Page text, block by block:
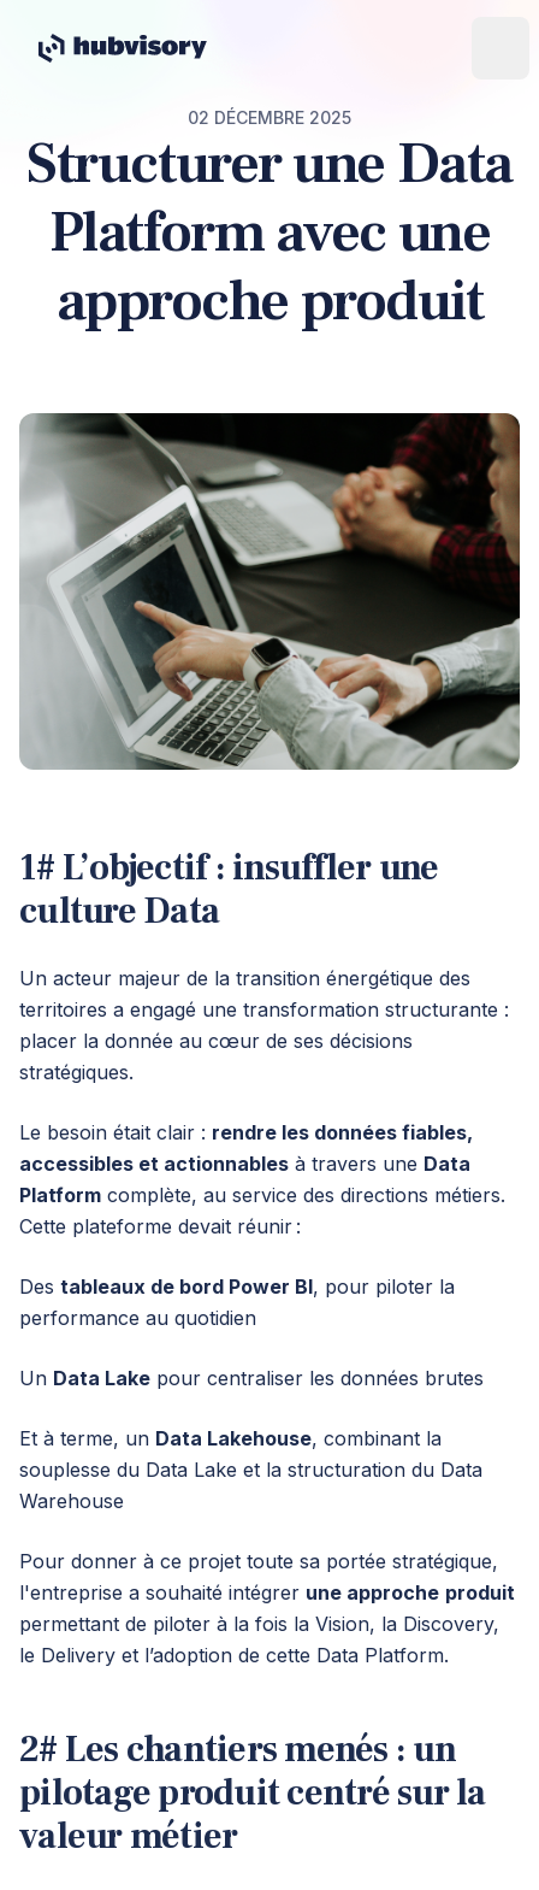
02 DÉCEMBRE 2025
Structurer une Data
Platform avec une
approche produit
1# L’objectif : insuffler une
culture Data
Un acteur majeur de la transition énergétique des
territoires a engagé une transformation structurante :
placer la donnée au cœur de ses décisions
stratégiques.
Le besoin était clair : rendre les données fiables,
accessibles et actionnables à travers une Data
Platform complète, au service des directions métiers.
Cette plateforme devait réunir :
Des tableaux de bord Power BI, pour piloter la
performance au quotidien
Un Data Lake pour centraliser les données brutes
Et à terme, un Data Lakehouse, combinant la
souplesse du Data Lake et la structuration du Data
Warehouse
Pour donner à ce projet toute sa portée stratégique,
l'entreprise a souhaité intégrer une approche produit
permettant de piloter à la fois la Vision, la Discovery,
le Delivery et l’adoption de cette Data Platform.
2# Les chantiers menés : un
pilotage produit centré sur la
valeur métier